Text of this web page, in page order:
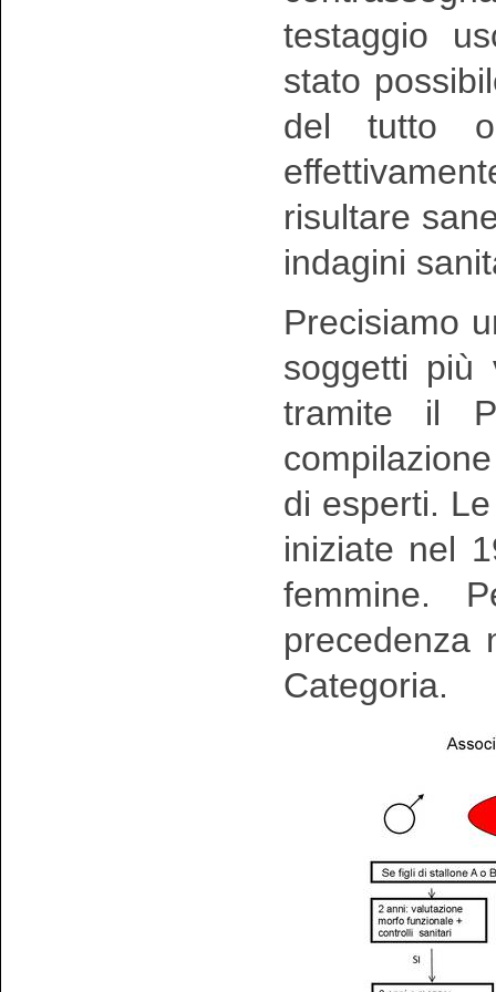
testaggio
stato
del tutto
risultare
indagini
Precisiamo
soggetti più
tramite il
di esperti.
iniziate nel
femmine.
precedenza
Categoria.